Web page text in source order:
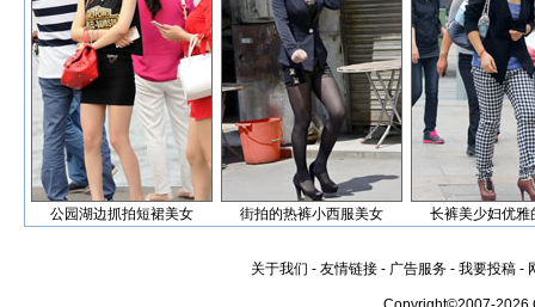
公园湖边抓拍短裙美女 街拍的热裤小西服美女 长裤美少妇优雅
关于我们 - 友情链接 - 广告服务 - 我要投稿 -